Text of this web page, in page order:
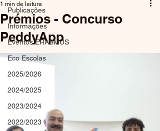
Publicações
Informações
Eventos ERASMUS
Eco Escolas
2025/2026
2024/2025
2023/2024
2022/2023
Prémios - Concurso
PeddyApp
1 min de leitura